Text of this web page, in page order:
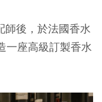
師後，於法國香水
一座高級訂製香水